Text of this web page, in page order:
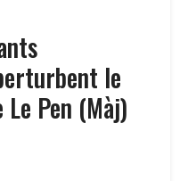
le
Pen (Màj)